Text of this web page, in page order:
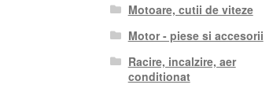
Motoare, cutii de viteze
Motor - piese si accesorii
Racire, incalzire, aer
conditionat